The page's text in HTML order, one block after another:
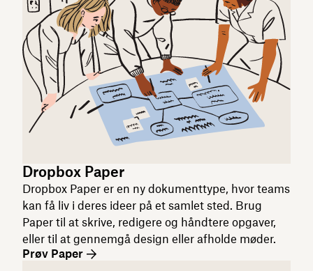
Dropbox Paper
Dropbox Paper er en ny dokumenttype, hvor teams
kan få liv i deres ideer på et samlet sted. Brug
Paper til at skrive, redigere og håndtere opgaver,
eller til at gennemgå design eller afholde møder.
Prøv Paper